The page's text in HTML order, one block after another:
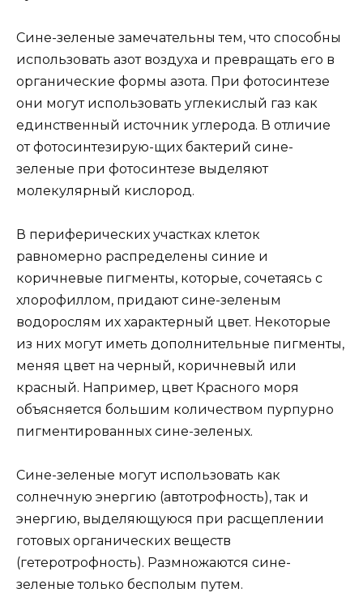
Сине-зеленые замечательны тем, что способны
использовать азот воздуха и превращать его в
органические формы азота. При фотосинтезе
они могут использовать углекислый газ как
единственный источник углерода. В отличие
от фотосинтезирую-щих бактерий сине-
зеленые при фотосинтезе выделяют
молекулярный кислород.
В периферических участках клеток
равномерно распределены синие и
коричневые пигменты, которые, сочетаясь с
хлорофиллом, придают сине-зеленым
водорослям их характерный цвет. Некоторые
из них могут иметь дополнительные пигменты,
меняя цвет на черный, коричневый или
красный. Например, цвет Красного моря
объясняется большим количеством пурпурно
пигментированных сине-зеленых.
Сине-зеленые могут использовать как
солнечную энергию (автотрофность), так и
энергию, выделяющуюся при расщеплении
готовых органических веществ
(гетеротрофность). Размножаются сине-
зеленые только бесполым путем.